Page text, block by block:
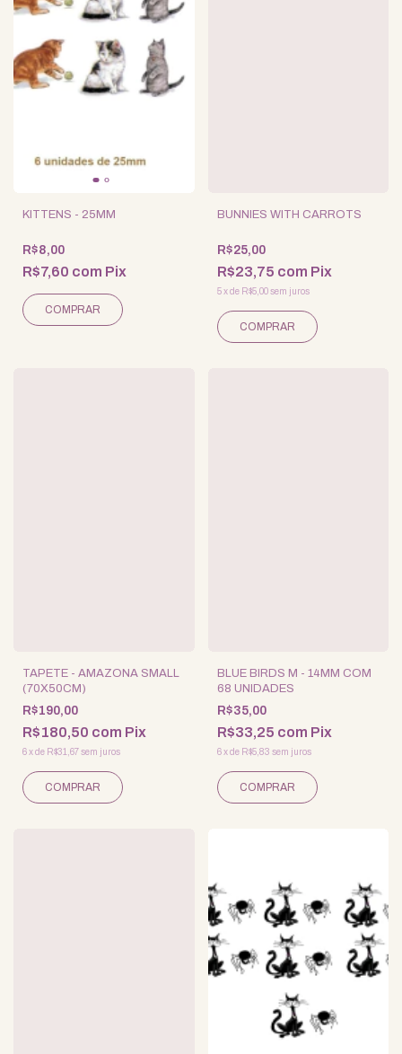
KITTENS - 25MM
R$8,00
R$7,60 com Pix
BUNNIES WITH CARROTS
R$25,00
R$23,75 com Pix
5 xde R$5,00 sem juros
TAPETE - AMAZONA SMALL
(70X50CM)
R$190,00
R$180,50 com Pix
6xde R$31,67sem juros
BLUE BIRDS M - 14MM COM
68 UNIDADES
R$35,00
R$33,25 com Pix
6 xde R$5,83 sem juros